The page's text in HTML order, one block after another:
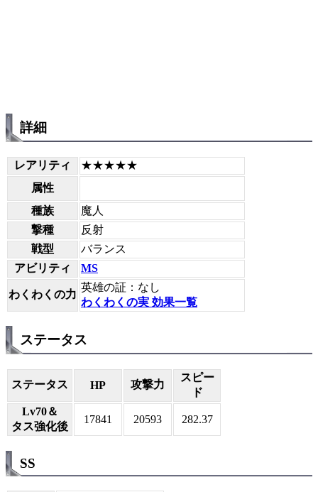
詳細
レアリティ
★★★★★
属性
種族
魔人
撃種
反射
戦型
バランス
アビリティ
MS
わくわくの力
英雄の証：なし
わくわくの実 効果一覧
ステータス
ステータス HP 攻撃力
スピー
ド
Lv70＆
タス強化後
17841 20593 282.37
SS